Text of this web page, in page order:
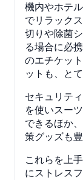
機内やホテ
でリラック
切りや除菌
る場合に必
のエチケッ
ットも、と
セキュリテ
を使いスー
できるほか
策グッズも豊
これらを上
にストレス